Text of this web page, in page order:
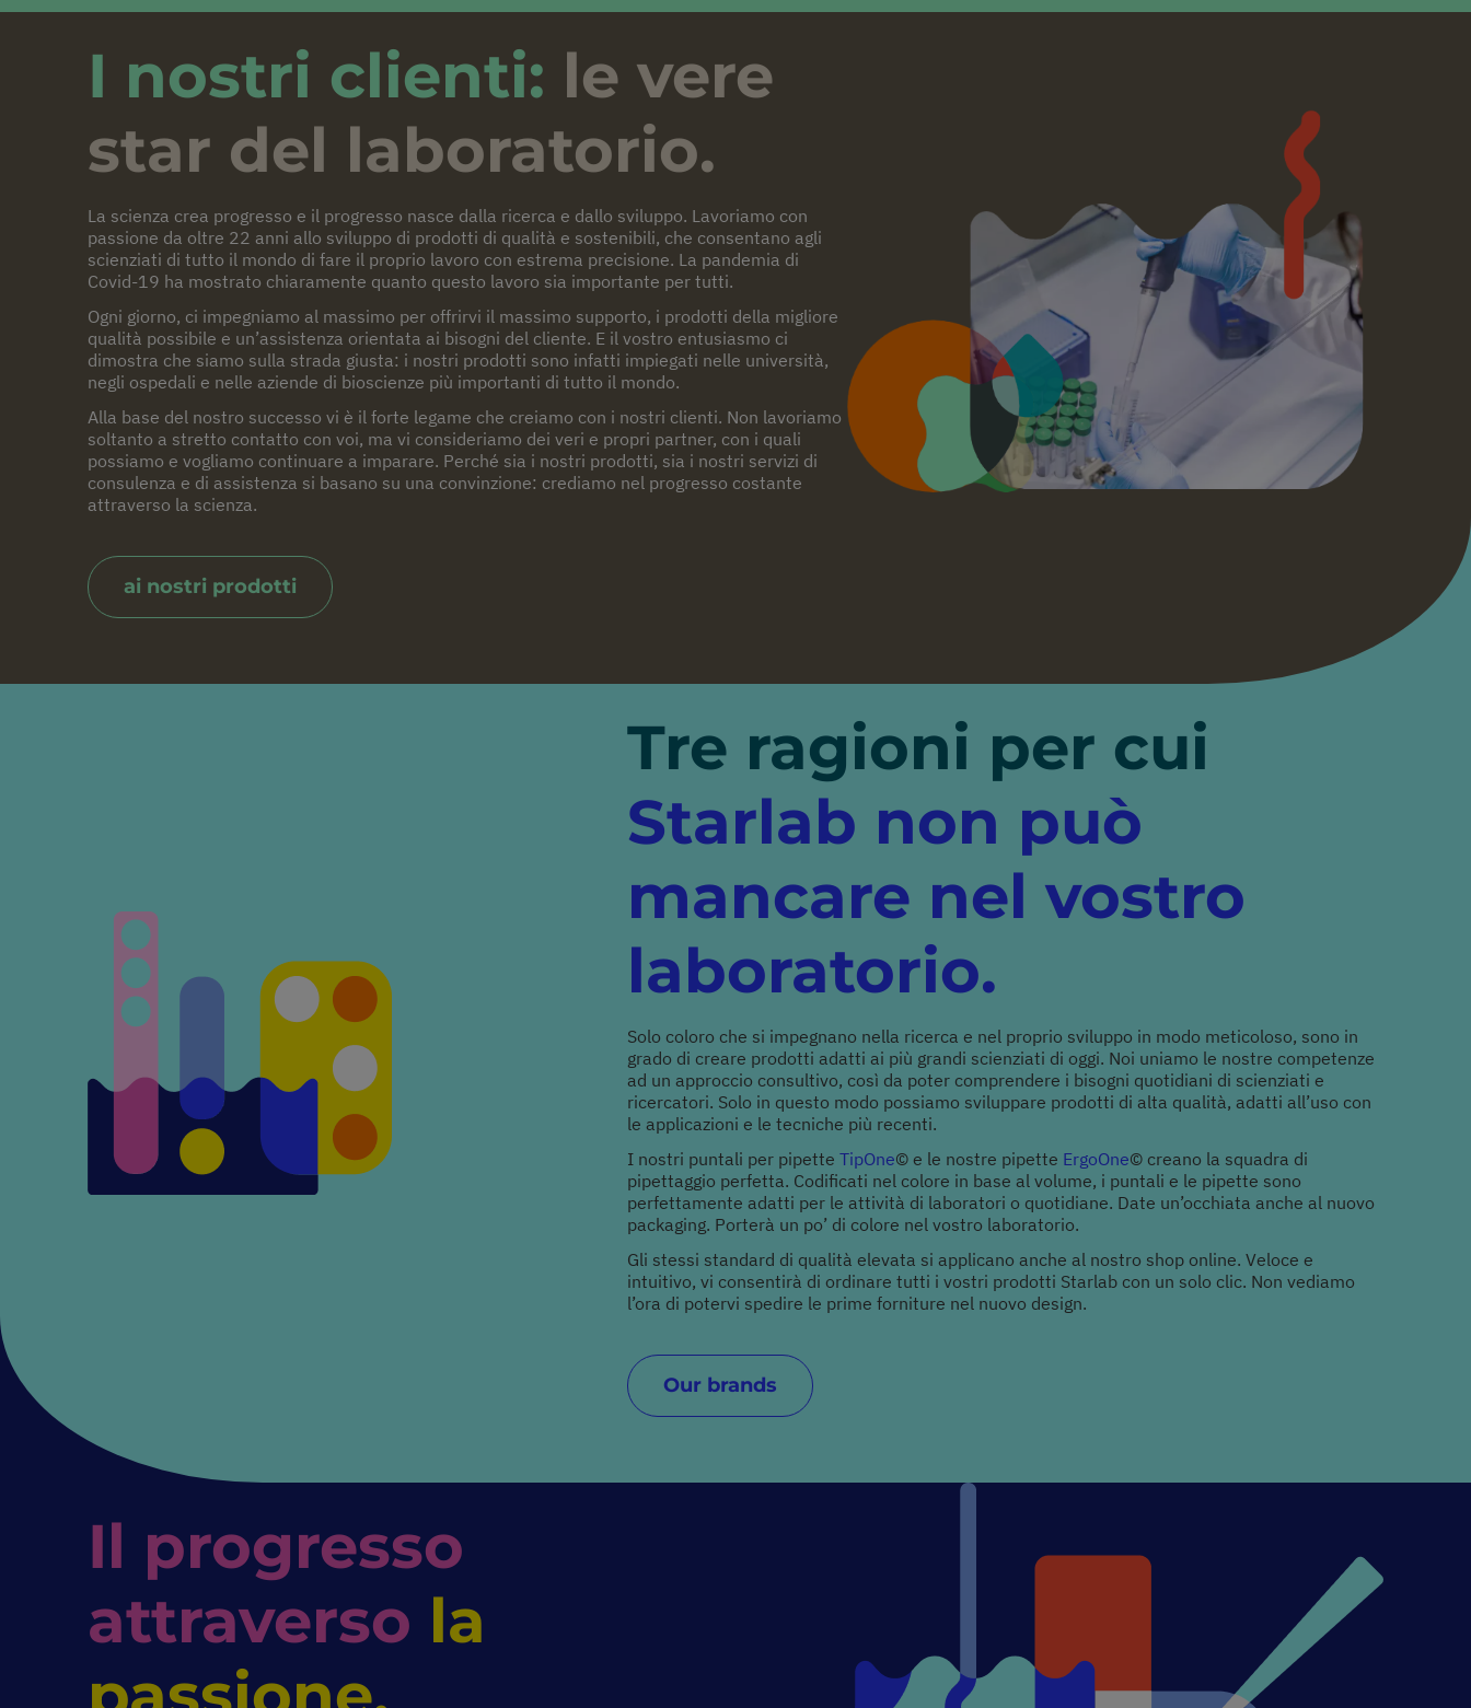
I nostri clienti: le vere
star del laboratorio.
La scienza crea progresso e il progresso nasce dalla ricerca e dallo sviluppo. Lavoriamo con
passione da oltre 22 anni allo sviluppo di prodotti di qualità e sostenibili, che consentano agli
scienziati di tutto il mondo di fare il proprio lavoro con estrema precisione. La pandemia di
Covid-19 ha mostrato chiaramente quanto questo lavoro sia importante per tutti.
Ogni giorno, ci impegniamo al massimo per offrirvi il massimo supporto, i prodotti della migliore
qualità possibile e un’assistenza orientata ai bisogni del cliente. E il vostro entusiasmo ci
dimostra che siamo sulla strada giusta: i nostri prodotti sono infatti impiegati nelle università,
negli ospedali e nelle aziende di bioscienze più importanti di tutto il mondo.
Alla base del nostro successo vi è il forte legame che creiamo con i nostri clienti. Non lavoriamo
soltanto a stretto contatto con voi, ma vi consideriamo dei veri e propri partner, con i quali
possiamo e vogliamo continuare a imparare. Perché sia i nostri prodotti, sia i nostri servizi di
consulenza e di assistenza si basano su una convinzione: crediamo nel progresso costante
attraverso la scienza.
ai nostri prodotti
Tre ragioni per cui
Starlab non può
mancare nel vostro
laboratorio.
Solo coloro che si impegnano nella ricerca e nel proprio sviluppo in modo meticoloso, sono in
grado di creare prodotti adatti ai più grandi scienziati di oggi. Noi uniamo le nostre competenze
ad un approccio consultivo, così da poter comprendere i bisogni quotidiani di scienziati e
ricercatori. Solo in questo modo possiamo sviluppare prodotti di alta qualità, adatti all’uso con
le applicazioni e le tecniche più recenti.
I nostri puntali per pipetteTipOne© e le nostre pipette ErgoOne© creano la squadra di
pipettaggio perfetta. Codificati nel colore in base al volume, i puntali e le pipette sono
perfettamente adatti per le attività di laboratori o quotidiane. Date un’occhiata anche al nuovo
packaging. Porterà un po’ di colore nel vostro laboratorio.
Gli stessi standard di qualità elevata si applicano anche al nostro shop online. Veloce e
intuitivo, vi consentirà di ordinare tutti i vostri prodotti Starlab con un solo clic. Non vediamo
l’ora di potervi spedire le prime forniture nel nuovo design.
Our brands
Il progresso
attraverso la